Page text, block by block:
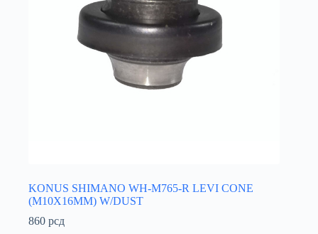
KONUS SHIMANO WH-M765-R LEVI CONE
(M10X16MM) W/DUST
860 рсд